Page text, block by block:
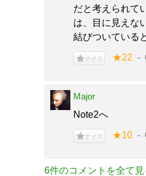
だと考えられて
は、目に見えな
結びついている
ナイス ★22
Major
Note2へ
ナイス ★10
6件のコメントを全て見